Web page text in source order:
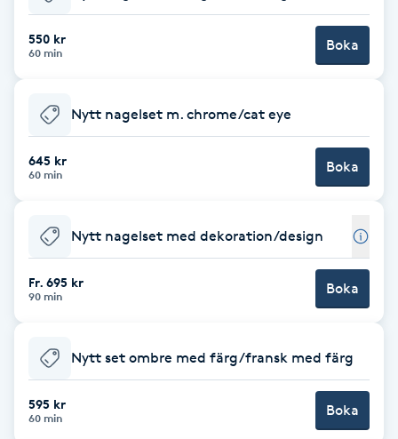
Babylights
Balayage
Barber
Barnklippning
BIAB
Blowout
Bottenfärg
550 kr
60 min Boka
Nytt nagelset m. chrome/cat eye
645 kr
60 min Boka
Nytt nagelset med dekoration/design
Fr. 695 kr
90 min Boka
Nytt set ombre med färg/fransk med färg
595 kr
60 min Boka